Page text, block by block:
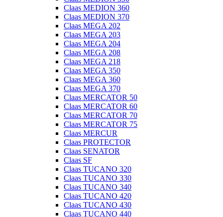
Claas MEDION 360
Claas MEDION 370
Claas MEGA 202
Claas MEGA 203
Claas MEGA 204
Claas MEGA 208
Claas MEGA 218
Claas MEGA 350
Claas MEGA 360
Claas MEGA 370
Claas MERCATOR 50
Claas MERCATOR 60
Claas MERCATOR 70
Claas MERCATOR 75
Claas MERCUR
Claas PROTECTOR
Claas SENATOR
Claas SF
Claas TUCANO 320
Claas TUCANO 330
Claas TUCANO 340
Claas TUCANO 420
Claas TUCANO 430
Claas TUCANO 440